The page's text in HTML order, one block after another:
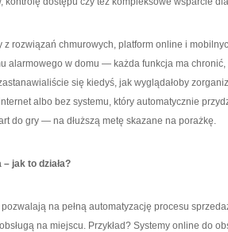
z rozwiązań chmurowych, platform online i
alarmowego w domu — każda funkcja ma
się kiedyś, jak wyglądałoby
albo bez systemu, który automatycznie
do gry — na dłuższą metę skazane na porażkę.
jak to działa?
na pełną automatyzację procesu
na miejscu. Przykład? Systemy online do